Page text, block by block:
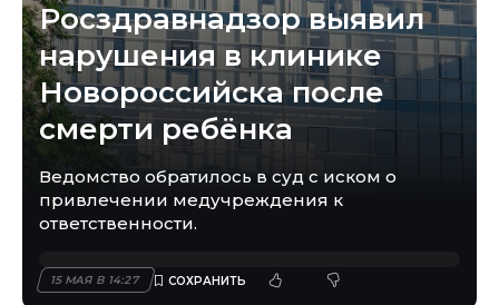
Росздравнадзор выявил
нарушения в клинике
Новороссийска после
смерти ребёнка
Ведомство обратилось в суд с иском о
привлечении медучреждения к
ответственности.
15 МАЯ В 14:27